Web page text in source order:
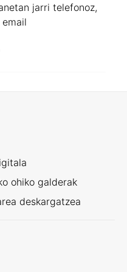
jarri telefonoz,
ohiko galderak
deskargatzea